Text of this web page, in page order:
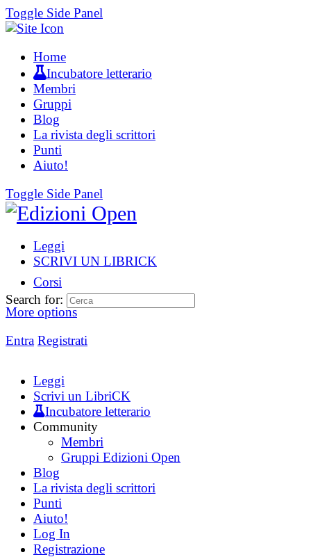
Toggle Side Panel
Home
Incubatore letterario
Membri
Gruppi
Blog
La rivista degli scrittori
Punti
Aiuto!
Toggle Side Panel
Leggi
SCRIVI UN LIBRICK
Corsi
More options
Entra Registrati
Search for:
Leggi
Scrivi un LibriCK
Incubatore letterario
Community
Membri
Gruppi Edizioni Open
Blog
La rivista degli scrittori
Punti
Aiuto!
Log In
Registrazione